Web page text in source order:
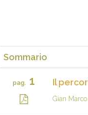
Sommario
pag. 1 Il
Gian